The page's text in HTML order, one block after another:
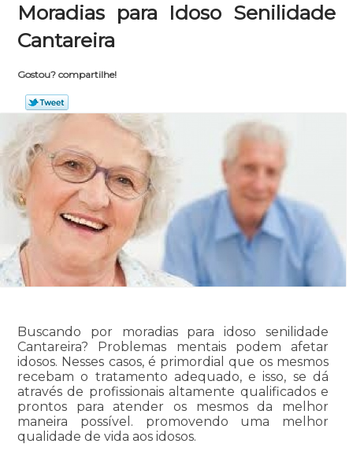
Moradias para Idoso Senilidade
Cantareira
Gostou? compartilhe!
Buscando por moradias para idoso senilidade
Cantareira? Problemas mentais podem afetar
idosos. Nesses casos, é primordial que os mesmos
recebam o tratamento adequado, e isso, se dá
através de profissionais altamente qualificados e
prontos para atender os mesmos da melhor
maneira possível. promovendo uma melhor
qualidade de vida aos idosos.